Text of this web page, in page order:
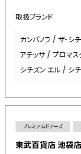
取扱ブランド
カンパノラ / ザ・シ
アテッサ / プロマス
シチズン エル / シ
プレミアムドアーズ
東武百貨店 池袋